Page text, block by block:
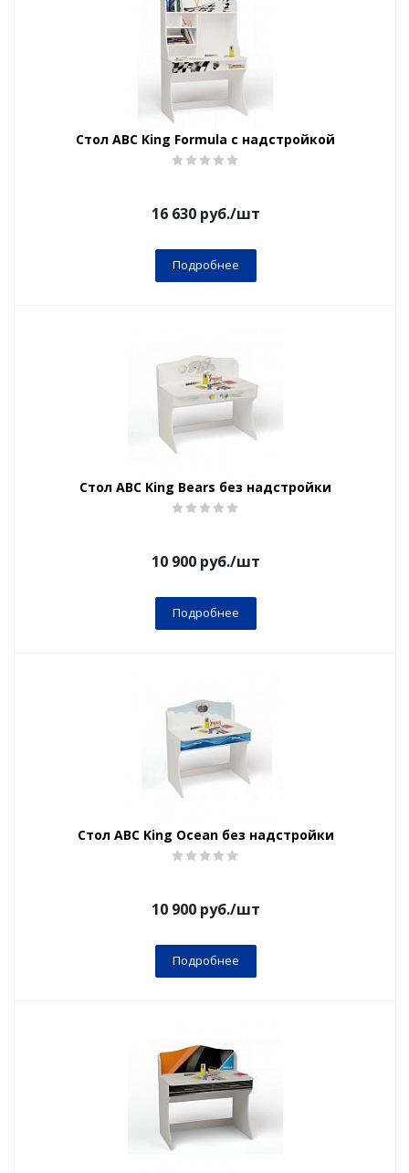
Стол ABC King Formula c надстройкой
16 630руб./шт
Подробнее
Стол ABC King Bears без надстройки
10 900руб./шт
Подробнее
Стол ABC King Ocean без надстройки
10 900руб./шт
Подробнее